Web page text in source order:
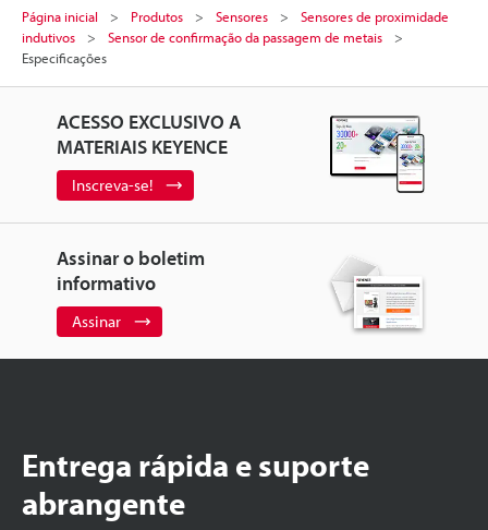
Página inicial Produtos Sensores
Sensores de proximidade
indutivos
Sensor de confirmação da passagem de metais
Especificações
ACESSO EXCLUSIVO A
MATERIAIS KEYENCE
Inscreva-se!
Assinar o boletim
informativo
Assinar
Entrega rápida e suporte
abrangente